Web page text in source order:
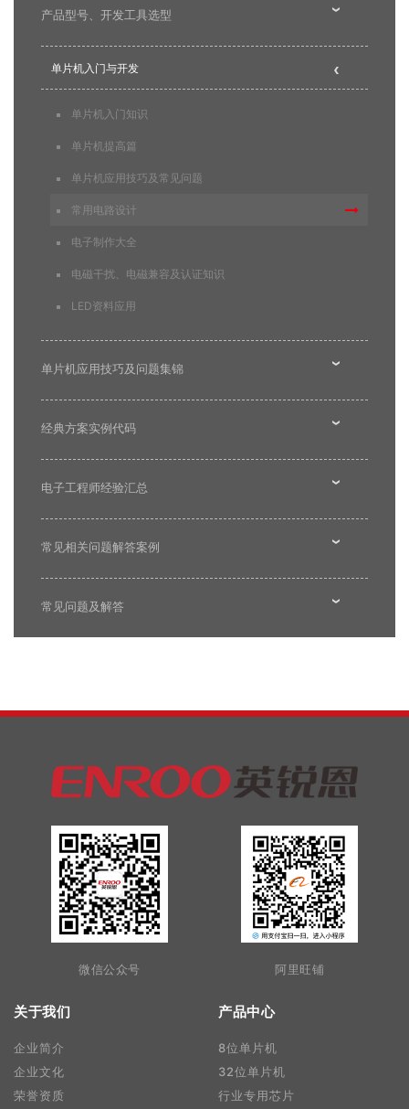
产品型号、开发工具选型
单片机入门与开发
单片机入门知识
单片机提高篇
单片机应用技巧及常见问题
常用电路设计
电子制作大全
电磁干扰、电磁兼容及认证知识
LED资料应用
单片机应用技巧及问题集锦
经典方案实例代码
电子工程师经验汇总
常见相关问题解答案例
常见问题及解答
微信公众号 阿里旺铺
关于我们
企业简介
企业文化
荣誉资质
产品中心
8位单片机
32位单片机
行业专用芯片